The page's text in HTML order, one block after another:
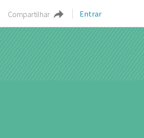
Compartilhar Entrar